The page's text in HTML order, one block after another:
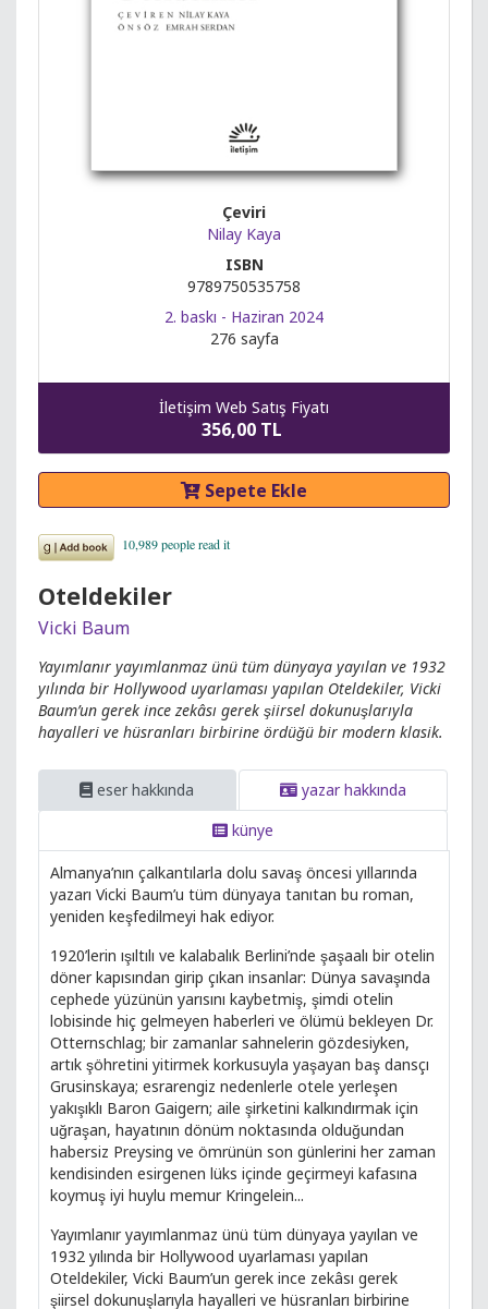
Çeviri
Nilay Kaya
ISBN
9789750535758
2. baskı - Haziran 2024
276 sayfa
İletişim Web Satış Fiyatı
356,00 TL
Sepete Ekle
Oteldekiler
Vicki Baum
Yayımlanır yayımlanmaz ünü tüm dünyaya yayılan ve 1932
yılında bir Hollywood uyarlaması yapılan Oteldekiler, Vicki
Baum’un gerek ince zekâsı gerek şiirsel dokunuşlarıyla
hayalleri ve hüsranları birbirine ördüğü bir modern klasik.
eser hakkında
yazar hakkında
künye
Almanya’nın çalkantılarla dolu savaş öncesi yıllarında
yazarı Vicki Baum’u tüm dünyaya tanıtan bu roman,
yeniden keşfedilmeyi hak ediyor.
1920’lerin ışıltılı ve kalabalık Berlini’nde şaşaalı bir otelin
döner kapısından girip çıkan insanlar: Dünya savaşında
cephede yüzünün yarısını kaybetmiş, şimdi otelin
lobisinde hiç gelmeyen haberleri ve ölümü bekleyen Dr.
Otternschlag; bir zamanlar sahnelerin gözdesiyken,
artık şöhretini yitirmek korkusuyla yaşayan baş dansçı
Grusinskaya; esrarengiz nedenlerle otele yerleşen
yakışıklı Baron Gaigern; aile şirketini kalkındırmak için
uğraşan, hayatının dönüm noktasında olduğundan
habersiz Preysing ve ömrünün son günlerini her zaman
kendisinden esirgenen lüks içinde geçirmeyi kafasına
koymuş iyi huylu memur Kringelein...
Yayımlanır yayımlanmaz ünü tüm dünyaya yayılan ve
1932 yılında bir Hollywood uyarlaması yapılan
Oteldekiler, Vicki Baum’un gerek ince zekâsı gerek
şiirsel dokunuşlarıyla hayalleri ve hüsranları birbirine